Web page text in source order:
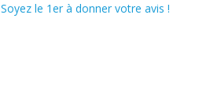
Soyez le 1er à donner votre avis !